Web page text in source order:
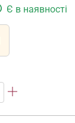
Є в наявності